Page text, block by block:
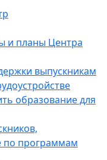
и планы Центра
выпускникам
образование для
программам